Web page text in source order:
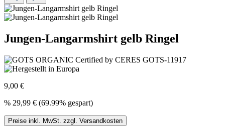
Jungen-Langarmshirt gelb Ringel
9,00 €
% 29,99 € (69.99% gespart)
Preise inkl. MwSt. zzgl. Versandkosten